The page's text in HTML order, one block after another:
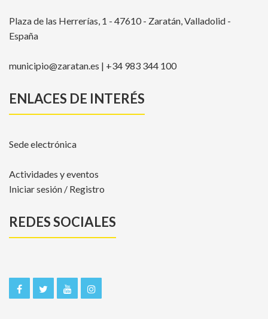
Plaza de las Herrerías, 1 - 47610 - Zaratán, Valladolid -
España
municipio@zaratan.es | +34 983 344 100
ENLACES DE INTERÉS
Sede electrónica
Actividades y eventos
Iniciar sesión / Registro
REDES SOCIALES